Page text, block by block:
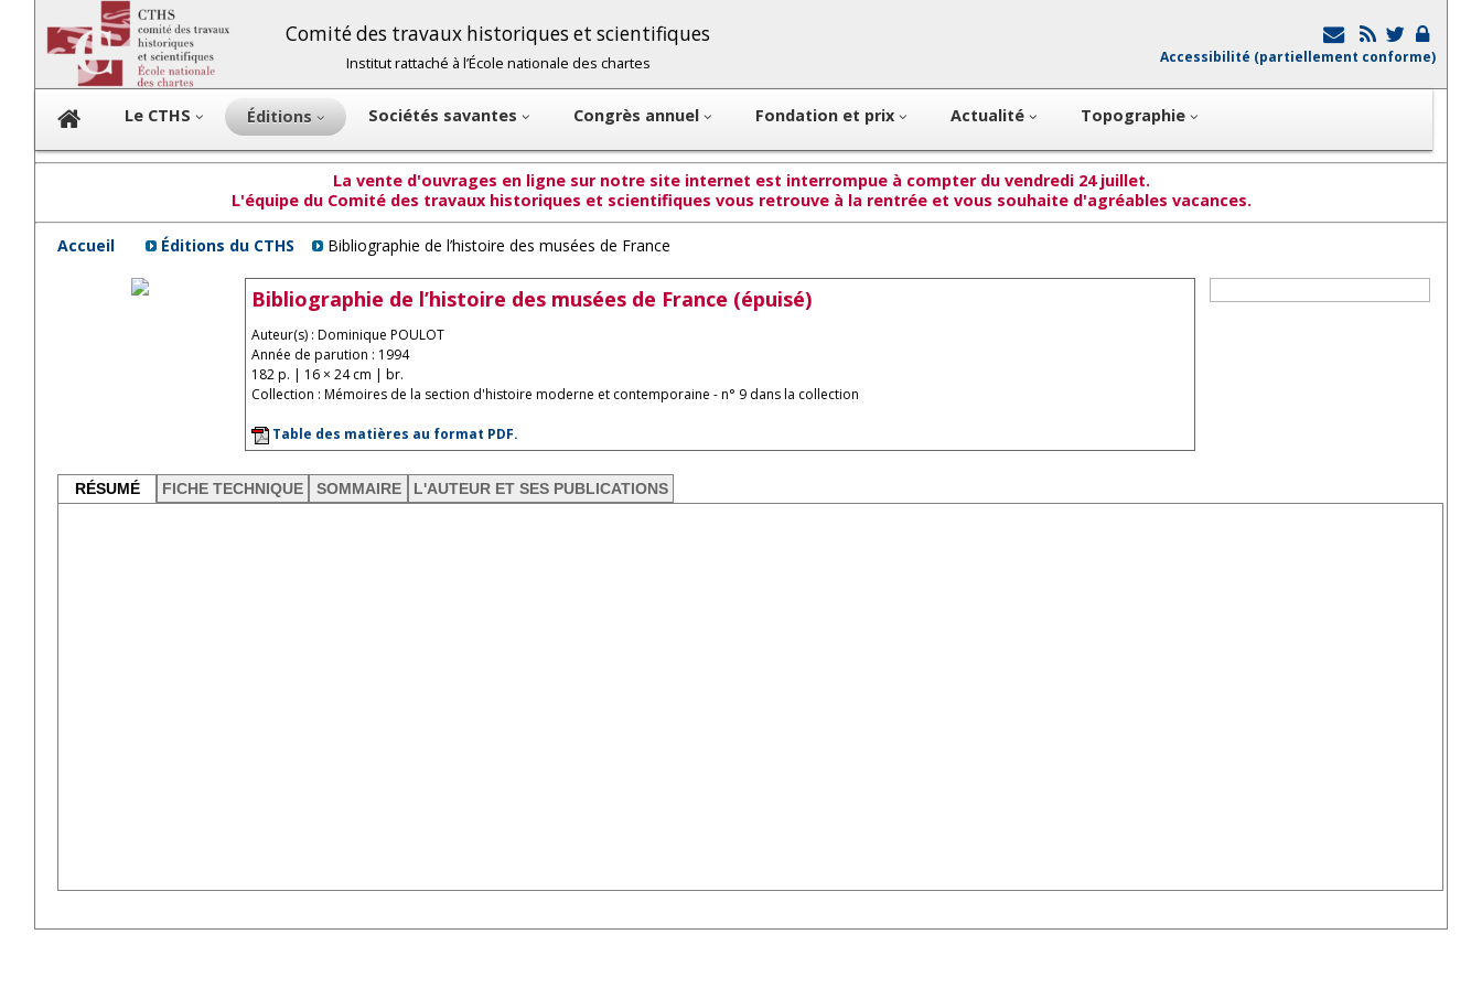
Comité des travaux historiques et scientifiques
Institut rattaché à l’École nationale des chartes Accessibilité (partiellement conforme)
Le CTHS Éditions Sociétés savantes Congrès annuel Fondation et prix Actualité Topographie
La vente d'ouvrages en ligne sur notre site internet est interrompue à compter du vendredi 24 juillet.
L'équipe du Comité des travaux historiques et scientifiques vous retrouve à la rentrée et vous souhaite d'agréables vacances.
Accueil Éditions du CTHS Bibliographie de l’histoire des musées de France
Bibliographie de l’histoire des musées de France (épuisé)
Auteur(s) : Dominique POULOT
Année de parution : 1994
182 p. | 16 × 24 cm | br.
Collection : Mémoires de la section d'histoire moderne et contemporaine - n° 9 dans la collection
Table des matières au format PDF.
RÉSUMÉ FICHE TECHNIQUE SOMMAIRE L'AUTEUR ET SES PUBLICATIONS